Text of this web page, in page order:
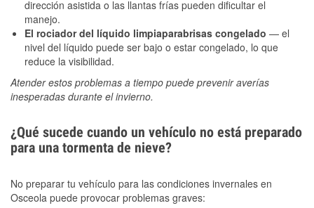
dirección asistida o las llantas frías pueden dificultar el
manejo.
El rociador del líquido limpiaparabrisas congelado — el
nivel del líquido puede ser bajo o estar congelado, lo que
reduce la visibilidad.
Atender estos problemas a tiempo puede prevenir averías
inesperadas durante el invierno.
¿Qué sucede cuando un vehículo no está preparado
para una tormenta de nieve?
No preparar tu vehículo para las condiciones invernales en
Osceola puede provocar problemas graves: